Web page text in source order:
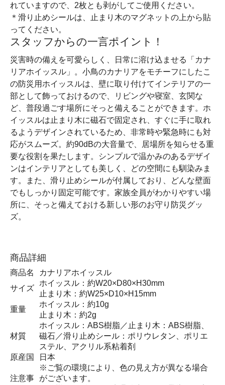
れていますので、2枚とも剥がしてご使用ください。
＊滑り止めシールは、止まり木のマグネットの上から貼
ってください。
スタッフからの一言ポイント！
災害時の備えを可愛らしく、日常に溶け込ませる「カナ
リアホイッスル」。小鳥のカナリアをモチーフにしたこ
の防災用ホイッスルは、壁に取り付けてインテリアの一
部として飾っておけるので、リビングや寝室、玄関な
ど、普段過ごす場所にそっと備えることができます。ホ
イッスルは止まり木に磁石で固定され、すぐに手に取れ
るようデザインされているため、非常時や緊急時にも対
応がスムーズ。約90dBの大音量で、居場所を知らせる重
要な役割を果たします。シンプルで温かみのあるデザイ
ンはインテリアとしても美しく、どの空間にも馴染みま
す。また、滑り止めシールが付属しており、どんな壁面
でもしっかり固定可能です。家族全員がわかりやすい場
所に、そっと備えておける新しい形のお守り防災グッ
ズ。
商品詳細
商品名
カナリアホイッスル
サイズ
ホイッスル：約W20×D80×H30mm
止まり木：約W25×D10×H15mm
重量
ホイッスル：約10g
止まり木：約2g
材質
ホイッスル：ABS樹脂／止まり木：ABS樹脂、
磁石／滑り止めシール：ポリウレタン、ポリエ
ステル、アクリル系粘着剤
原産国
日本
注意事
※ご覧の環境により、色の見え方が異なる場合
がございます。